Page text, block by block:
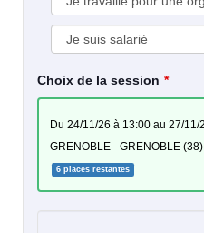
Choix de la session
du 24/11/26 à 13:00 au 27/11/26 à 17:00 - LMGP –
GRENOBLE - GRENOBLE (38)
6 places restantes